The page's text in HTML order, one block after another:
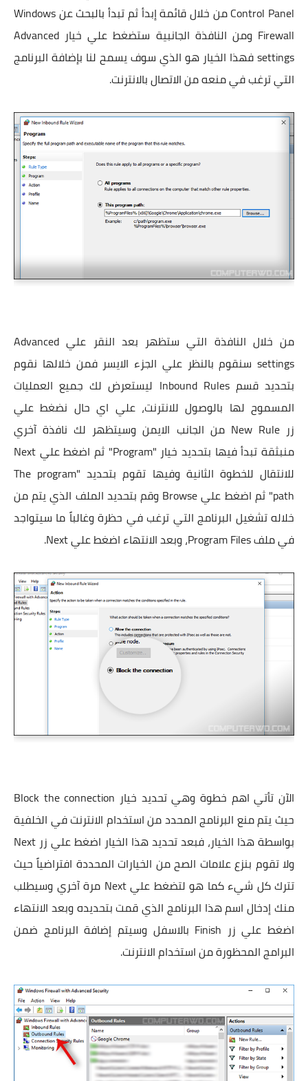
Control Panel من خلال قائمة إبدأ ثم تبدأ بالبحث عن Windows
Firewall ومن النافذة الجانبية ستضغط علي خيار Advanced
settings فهذا الخيار هو الذي سوف يسمح لنا بإضافة البرنامج
التي ترغب في منعه من الاتصال بالانترنت.
من خلال النافذة التي ستظهر بعد النقر علي Advanced
settings سنقوم بالنظر علي الجزء الايسر فمن خلالها نقوم
بتحديد قسم Inbound Rules ليستعرض لك جميع العمليات
المسموح لها بالوصول للانترنت، علي اي حال نضغط علي
زر New Rule من الجانب الايمن وسيتظهر لك نافذة آخري
منبثقة تبدأ فيها بتحديد خيار "Program" ثم اضغط علي Next
للانتقال للخطوة الثانية وفيها تقوم بتحديد "The program
path" ثم اضغط علي Browse وقم بتحديد الملف الذي يتم من
خلاله تشغيل البرنامج التي ترغب في حظرة وغالباً ما سيتواجد
في ملف Program Files، وبعد الانتهاء اضغط علي Next.
الآن تأتي اهم خطوة وهي تحديد خيار Block the connection
حيث يتم منع البرنامج المحدد من استخدام الانترنت في الخلفية
بواسطة هذا الخيار، فبعد تحديد هذا الخيار اضغط علي زر Next
ولا تقوم بنزع علامات الصح من الخيارات المحددة افتراضياً حيث
تترك كل شيء كما هو لتضغط علي Next مرة آخري وسيطلب
منك إدخال اسم هذا البرنامج الذي قمت بتحديده وبعد الانتهاء
اضغط علي زر Finish بالاسفل وسيتم إضافة البرنامج ضمن
البرامج المحظورة من استخدام الانترنت.